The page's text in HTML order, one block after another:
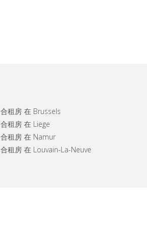
合租房 在 Brussels
合租房 在 Liege
合租房 在 Namur
合租房 在 Louvain-La-Neuve